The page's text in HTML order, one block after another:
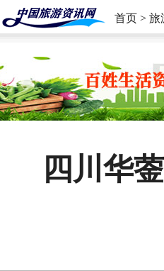
首页 > 旅
四川华